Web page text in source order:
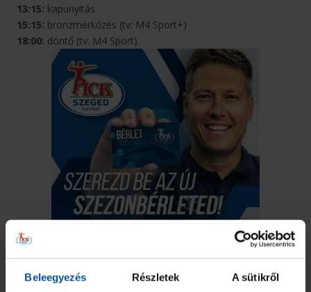
Beleegyezés Részletek A sütikről
13:15: kapunyitás
15:15: bronzmérkőzés (tv: M4 Sport+)
18:00: döntő (tv: M4 Sport)
Neked ajánljuk